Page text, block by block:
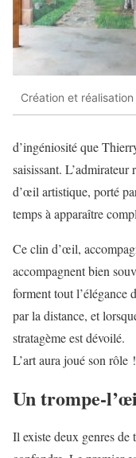
Création et
d’ingéniosité que
saisissant.
d’œil artistique, porté
temps à apparaître
Ce clin d’œil,
accompagnent bien
forment tout l’élégance
par la distance, et
stratagème est dévoilé.
L’art aura joué son rôle !
Un trompe-
Il existe deux genres